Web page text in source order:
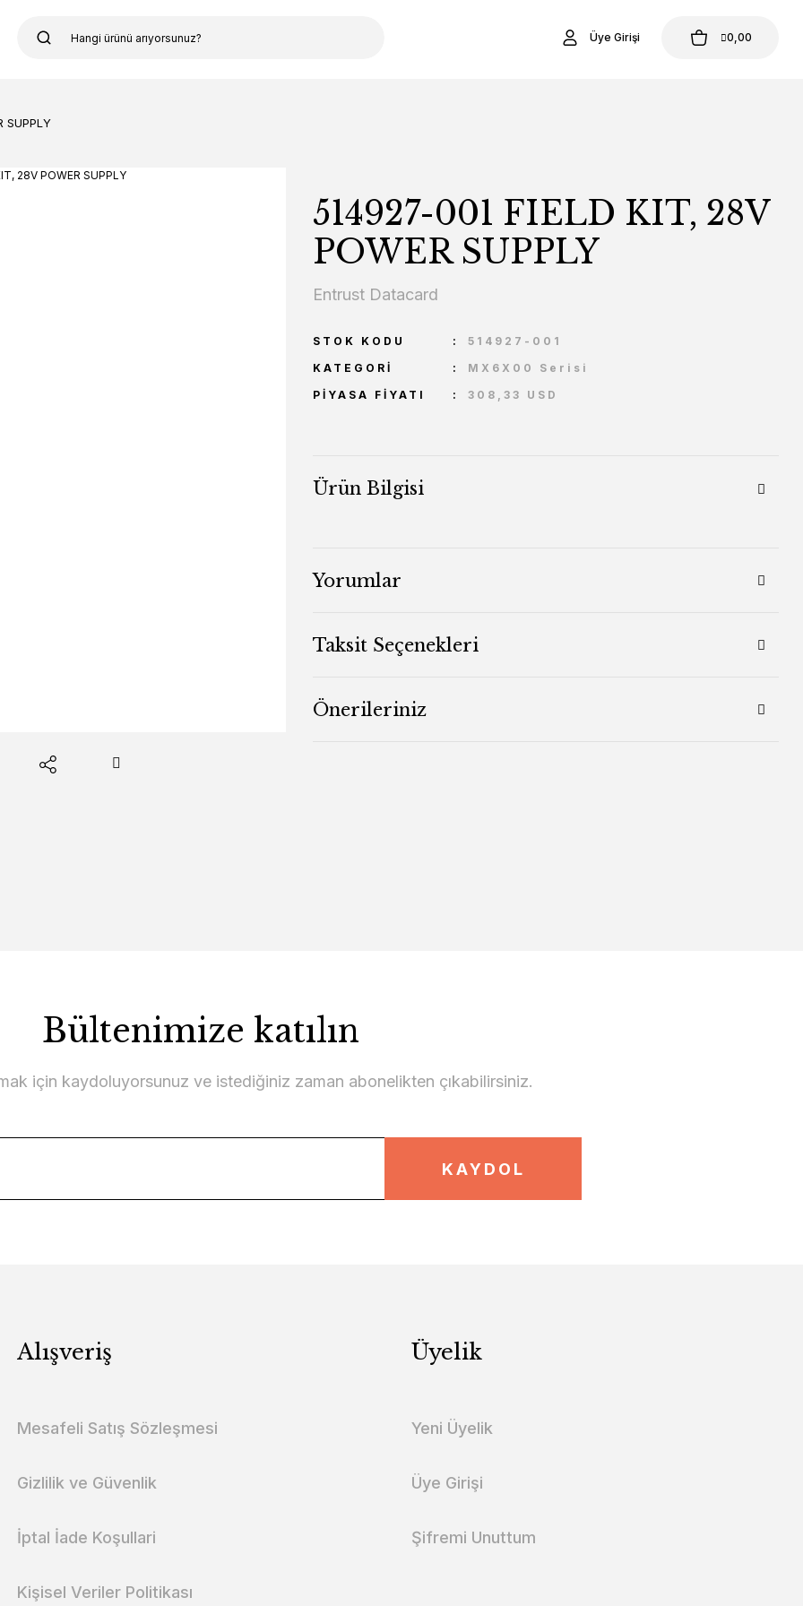
Üye Girişi 0,00
SUPPLY
514927-001 FIELD KIT, 28V
POWER SUPPLY
Entrust Datacard
STOK KODU
514927-001
KATEGORI
MX6X00 Serisi
PIYASA FIYATI
308,33 USD
Ürün Bilgisi
Yorumlar
Taksit Seçenekleri
Önerileriniz
Bültenimize katılın
için kaydoluyorsunuz ve istediğiniz zaman abonelikten çıkabilirsiniz.
KAYDOL
Alışveriş
Mesafeli Satış Sözleşmesi
Gizlilik ve Güvenlik
İptal İade Koşullari
Kişisel Veriler Politikası
Üyelik
Yeni Üyelik
Üye Girişi
Şifremi Unuttum